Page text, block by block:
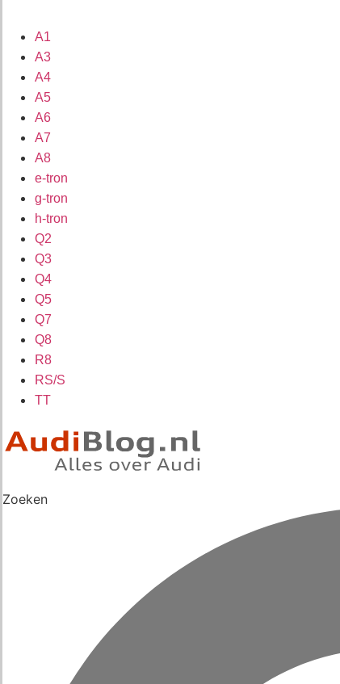
A1
A3
A4
A5
A6
A7
A8
e-tron
g-tron
h-tron
Q2
Q3
Q4
Q5
Q7
Q8
R8
RS/S
TT
Zoeken